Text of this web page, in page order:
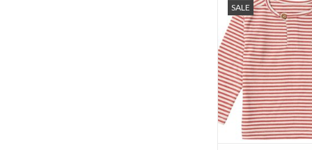
SALE
Longsleeve shirt
Noppies Baby heeft
streepjes en een
de borst. Het
knoopje onder de
verkleden en
TOEVOEGEN AAN